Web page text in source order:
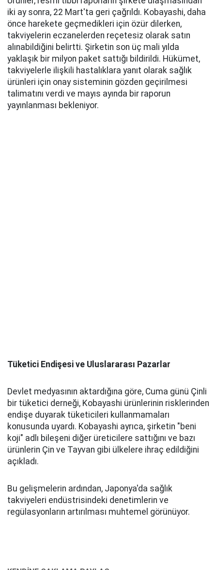
iki ay sonra, 22 Mart'ta geri çağrıldı. Kobayashi, daha
önce harekete geçmedikleri için özür dilerken,
takviyelerin eczanelerden reçetesiz olarak satın
alınabildiğini belirtti. Şirketin son üç mali yılda
yaklaşık bir milyon paket sattığı bildirildi. Hükümet,
takviyelerle ilişkili hastalıklara yanıt olarak sağlık
ürünleri için onay sisteminin gözden geçirilmesi
talimatını verdi ve mayıs ayında bir raporun
yayınlanması bekleniyor.
Tüketici Endişesi ve Uluslararası Pazarlar
Devlet medyasının aktardığına göre, Cuma günü Çinli
bir tüketici derneği, Kobayashi ürünlerinin risklerinden
endişe duyarak tüketicileri kullanmamaları
konusunda uyardı. Kobayashi ayrıca, şirketin "beni
koji" adlı bileşeni diğer üreticilere sattığını ve bazı
ürünlerin Çin ve Tayvan gibi ülkelere ihraç edildiğini
açıkladı.
Bu gelişmelerin ardından, Japonya'da sağlık
takviyeleri endüstrisindeki denetimlerin ve
regülasyonların artırılması muhtemel görünüyor.